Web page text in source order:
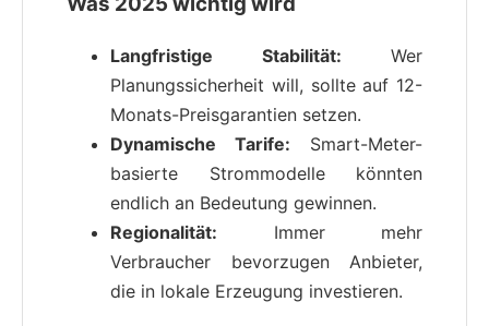
Langfristige Stabilität: Wer
Planungssicherheit will, sollte auf 12-
Monats-Preisgarantien setzen.
Dynamische Tarife: Smart-Meter-
basierte Strommodelle könnten
endlich an Bedeutung gewinnen.
Regionalität: Immer mehr
Verbraucher bevorzugen Anbieter,
die in lokale Erzeugung investieren.